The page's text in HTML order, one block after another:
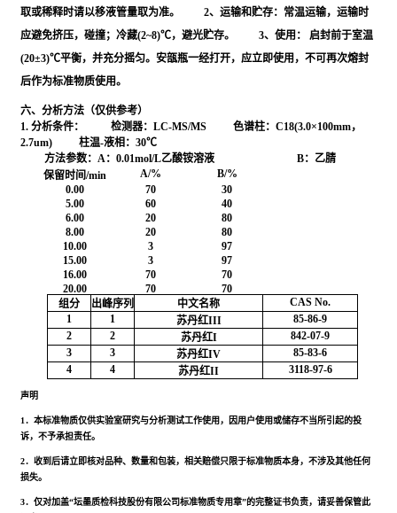
取或稀释时请以移液管量取为准。 2、运输和贮存：常温运输，运输时
应避免挤压，碰撞；冷藏(2~8)℃，避光贮存。 3、使用： 启封前于室温
(20±3)℃平衡，并充分摇匀。安瓿瓶一经打开，应立即使用，不可再次熔封
后作为标准物质使用。
六、分析方法（仅供参考）
1. 分析条件：
检测器：LC-MS/MS 色谱柱：C18(3.0×100mm，
2.7um) 柱温-液相：30℃
方法参数：A：0.01mol/L乙酸铵溶液 B：乙腈
保留时间/min
A/%
B/%
0.00
70
30
5.00
60
40
6.00
20
80
8.00
20
80
10.00
3
97
15.00
3
97
16.00
70
70
20.00
70
70
组分
出峰序列 中文名称
CAS No.
1
1 苏丹红III
85-86-9
2
2 苏丹红I
842-07-9
3
3 苏丹红IV
85-83-6
4
4 苏丹红II 3118-97-6
声明
1．本标准物质仅供实验室研究与分析测试工作使用，因用户使用或储存不当所引起的投
诉，不予承担责任。
2．收到后请立即核对品种、数量和包装，相关赔偿只限于标准物质本身，不涉及其他任何
损失。
3．仅对加盖“坛墨质检科技股份有限公司标准物质专用章”的完整证书负责，请妥善保管此